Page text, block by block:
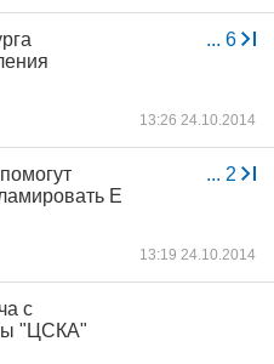
... 6
13:26 24.10.2014
... 2
Е
13:19 24.10.2014
с
"ЦСКА"